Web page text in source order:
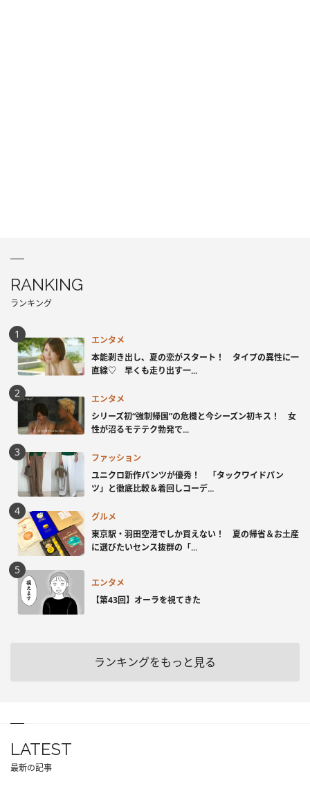
RANKING
ランキング
エンタメ
本能剥き出し、夏の恋がスタート！ タイプの異性に一
直線♡ 早くも走り出す一...
エンタメ
シリーズ初“強制帰国”の危機と今シーズン初キス！ 女
性が沼るモテテク勃発で...
ファッション
ユニクロ新作パンツが優秀！ 「タックワイドパン
ツ」と徹底比較＆着回しコーデ...
グルメ
東京駅・羽田空港でしか買えない！ 夏の帰省＆お土産
に選びたいセンス抜群の「...
エンタメ
【第43回】オーラを視てきた
ランキングをもっと見る
LATEST
最新の記事